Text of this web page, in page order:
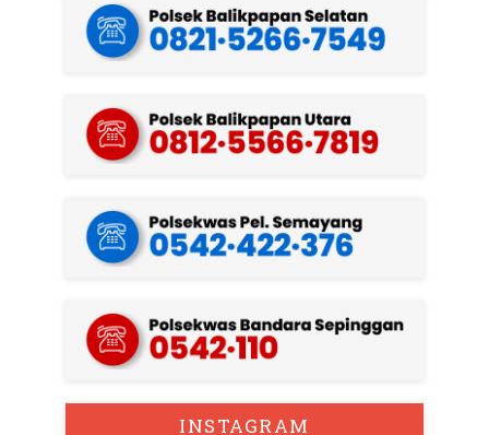
INSTAGRAM